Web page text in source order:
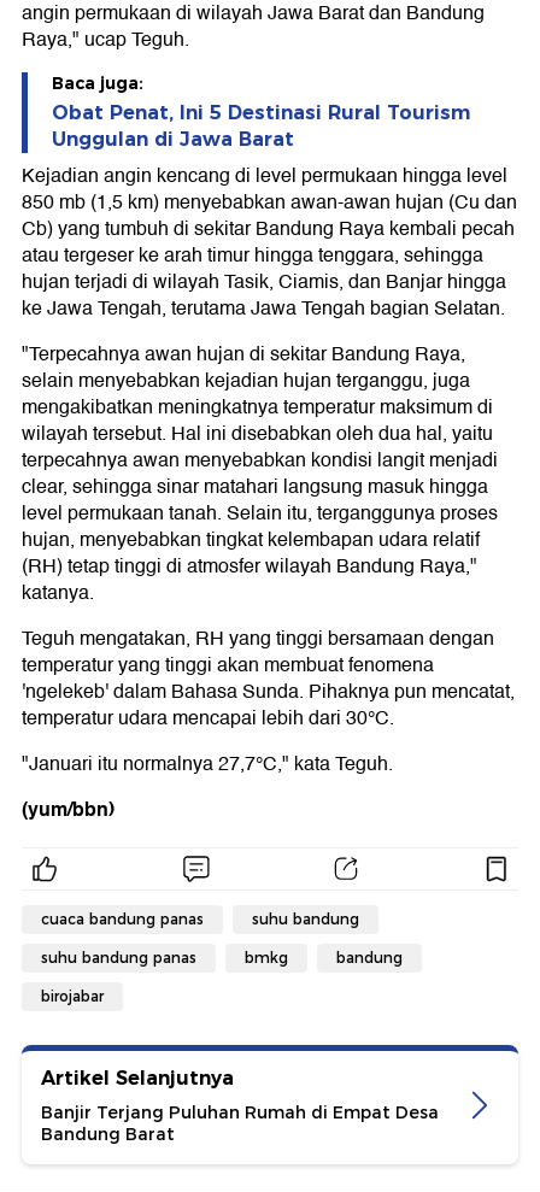
angin permukaan di wilayah Jawa Barat dan Bandung
Raya," ucap Teguh.
Baca juga:
Obat Penat, Ini 5 Destinasi Rural Tourism
Unggulan di Jawa Barat
Kejadian angin kencang di level permukaan hingga level
850 mb (1,5 km) menyebabkan awan-awan hujan (Cu dan
Cb) yang tumbuh di sekitar Bandung Raya kembali pecah
atau tergeser ke arah timur hingga tenggara, sehingga
hujan terjadi di wilayah Tasik, Ciamis, dan Banjar hingga
ke Jawa Tengah, terutama Jawa Tengah bagian Selatan.
"Terpecahnya awan hujan di sekitar Bandung Raya,
selain menyebabkan kejadian hujan terganggu, juga
mengakibatkan meningkatnya temperatur maksimum di
wilayah tersebut. Hal ini disebabkan oleh dua hal, yaitu
terpecahnya awan menyebabkan kondisi langit menjadi
clear, sehingga sinar matahari langsung masuk hingga
level permukaan tanah. Selain itu, terganggunya proses
hujan, menyebabkan tingkat kelembapan udara relatif
(RH) tetap tinggi di atmosfer wilayah Bandung Raya,"
katanya.
Teguh mengatakan, RH yang tinggi bersamaan dengan
temperatur yang tinggi akan membuat fenomena
'ngelekeb' dalam Bahasa Sunda. Pihaknya pun mencatat,
temperatur udara mencapai lebih dari 30°C.
"Januari itu normalnya 27,7°C," kata Teguh.
(yum/bbn)
cuaca bandung panas suhu bandung
suhu bandung panas bmkg bandung
birojabar
Artikel Selanjutnya
Banjir Terjang Puluhan Rumah di Empat Desa
Bandung Barat